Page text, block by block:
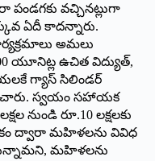
పండగకు వచ్చినట్లుగా
ఏదీ కాదన్నారు.
అమలు
యూనిట్ల ఉచిత విద్యుత్,
గ్యాస్ సిలిండర్
స్వయం సహాయక
నుండి రూ.10 లక్షలకు
ద్వారా మహిళలను వివిధ
మహిళలను